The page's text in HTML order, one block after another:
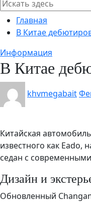
Главная
В Китае
Информация
В Китае
khvmegabait
Китайская
известного как
седан с
Дизайн и
Обновленный